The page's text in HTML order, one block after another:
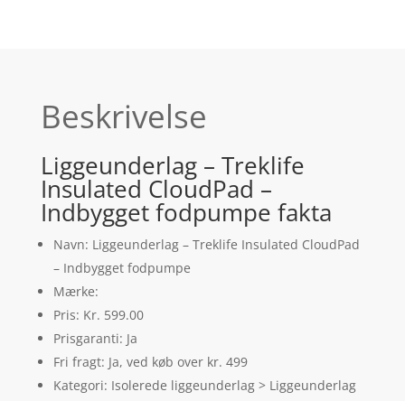
Beskrivelse
Liggeunderlag – Treklife
Insulated CloudPad –
Indbygget fodpumpe fakta
Navn: Liggeunderlag – Treklife Insulated CloudPad
– Indbygget fodpumpe
Mærke:
Pris: Kr. 599.00
Prisgaranti: Ja
Fri fragt: Ja, ved køb over kr. 499
Kategori: Isolerede liggeunderlag > Liggeunderlag